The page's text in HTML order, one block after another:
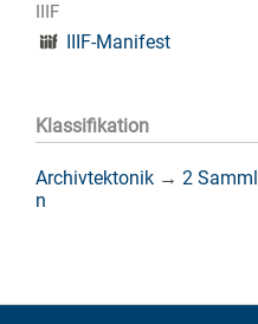
IIIF
IIIF-Manifest
Klassifikation
Archivtektonik → 2
n